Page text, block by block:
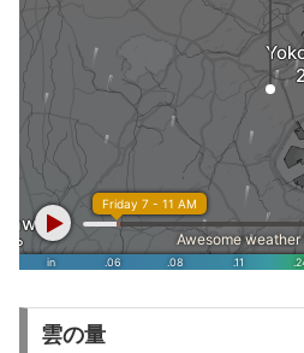
雲の量